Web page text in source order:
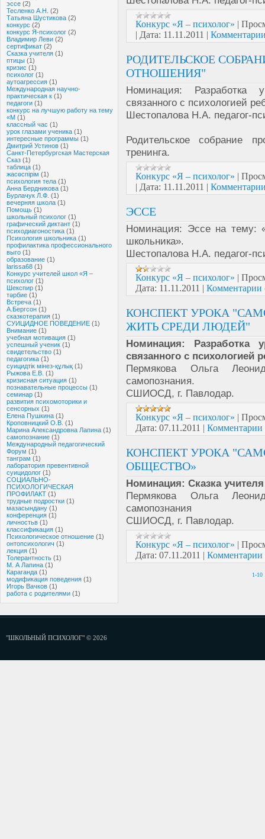
эссе (2)
Тесленко А.Н. (2)
Татьяна Шустикова (2)
конкурс (2)
конкурс Я-психолог (2)
Владимир Леви (2)
сертификат (2)
Сказка учителя (1)
птицы (1)
кризис (1)
психолог (1)
аутоагрессия (1)
Международная научно-
практическая к (1)
педагоги (1)
конкурс на лучшую работу на тему
«М (1)
классный час (1)
урок глазами ученика (1)
интересные программы (1)
Дмитрий Устинов (1)
Санкт-Петербургская Мастерская
Сказ (1)
таблица (1)
жасөспірім (1)
психология тела (1)
Анна Бердникова (1)
Бурлачук Л.Ф. (1)
вечерняя школа (1)
Помощь (1)
школьный психолог (1)
графический диктант (1)
психодиагоностика (1)
Психология школьника (1)
профилактика профессионального
выго (1)
образование (1)
larissa68 (1)
Конкурс учителей школ «Я –
психолог (1)
Шекспир (1)
тәрбие (1)
Встреча (1)
А.Бергсон (1)
сказкотерапия (1)
СУИЦИДНОЕ ПОВЕДЕНИЕ (1)
Внимание (1)
учебная мотивация (1)
успешный ученик (1)
свидетельство (1)
педагогика (1)
суицидтік мінез-құлық (1)
Рыжова Е.В. (1)
кризисная ситуация (1)
познавательные процессы (1)
семинар (1)
развития психомоторики и
сенсорных (1)
Елена Пушкина (1)
Кроповницкий О.В. (1)
Марина Александровна Лапина (1)
самопознание (1)
Международный педагогический
Форум (1)
танграм (1)
лаборатория превентивной
суицидолог (1)
СОЦИАЛЬНО-
ПСИХОЛОГИЧЕСКАЯ
ПРОФИЛАКТ (1)
трудные подростки (1)
мазасындану (1)
конференция (1)
личностьв (1)
классификация (1)
Психологическое отношение (1)
онтопсихологич (1)
лекция (1)
Толерантность (1)
М. А Лапина (1)
Караганда (1)
модификация поведения (1)
Игорь Вачков (1)
работа с родителями (1)
Конкурс «Я – психолог» |
| Дата: 11.11.2011 |
РОДИТЕЛЬСКОЕ
ОТНОШЕНИЯ"
Номинация: Разработка
связанного с психологией
Шестопалова Н.А. педагог-
Родительское собрание
тренинга.
Конкурс «Я – психолог» |
| Дата: 11.11.2011 |
ЭССЕ
Номинация: Эссе на тему:
школьника».
Шестопалова Н.А. педагог-
Конкурс «Я – психолог» |
Дата: 11.11.2011 | Комментарии
КОНСПЕКТ УРОКА
ЖИТЬ СРЕДИ ЛЮДЕЙ"
Номинация: Разработка
связанного с психологией
Пермякова Ольга
самопознания.
СШИОСД, г. Павлодар.
Конкурс «Я – психолог» |
Дата: 07.11.2011 | Комментарии
КОНСПЕКТ УРОКА
ОБЩЕСТВО»
Номинация: Сказка
Пермякова Ольга
самопознания
СШИОСД, г. Павлодар.
Конкурс «Я – психолог» |
Дата: 07.11.2011 | Комментарии
1-10
"ШКОЛЬНЫЙ ПСИХОЛОГ" © 2026